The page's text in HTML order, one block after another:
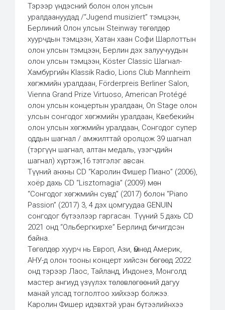
Тэрээр үндэсний болон олон улсын
уралдаануудад /“Jugend musiziert” тэмцээн,
Берлиний Олон улсын Steinway төгөлдөр
хуурчдын тэмцээн, Хатан хаан Софи Шарлоттын
олон улсын тэмцээн, Берлин дэх залуучуудын
олон улсын тэмцээн, Köster Classic Шагнал-
Хамбургийн Klassik Radio, Lions Club Mannheim
хөгжмийн уралдаан, Förderpreis Berliner Salon,
Vienna Grand Prize Virtuoso, American Protégé
олон улсын концертын уралдаан, On Stage олон
улсын сонгодог хөгжмийн уралдаан, Квебекийн
олон улсын хөгжмийн уралдаан, Сонгодог супер
оддын шагнал / амжилттай оролцож 39 шагнал
(тэргүүн шагнал, алтан медаль, үзэгчдийн
шагнал) хүртэж,16 тэтгэлэг авсан.
Түүний анхны CD “Каролин Фишер Пиано” (2006),
хоёр дахь CD “Lisztomagia” (2009) мөн
“Сонгодог хөгжмийн сувд” (2017) болон “Piano
Passion” (2017) 3, 4 дэх цомгуудаа GENUIN
сонгодог бүтээлээр гаргасан. Түүний 5 дахь CD
2021 онд “Ольбергкирхе” Берлинд бичигдсэн
байна.
Төгөлдөр хуурч нь Европ, Ази, Өмнөд Америк,
АНУ-д олон тооны концерт хийсэн бөгөөд 2022
онд тэрээр Лаос, Тайланд, Индонез, Монголд
мастер ангиуд үзүүлэх төлөвлөгөөний дагуу
манай улсад тоглолтоо хийхээр болжээ.
Каролин Фишер идэвхтэй уран бүтээлийнхээ